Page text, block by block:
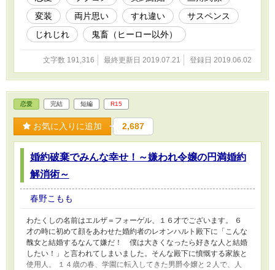
変装
両片思い すれ違い
サスペンス
じれじれ
鬼畜（ヒーロー以外）
文字数 191,316 最終更新日 2019.07.21 登録日 2019.06.02
恋愛 完結 短編 R15
お気に入りに追加 2,687
婚約破棄でみんな幸せ！～嫌われ令嬢の円満婚約
解消術～
春野こもも
わたくしの名前はエルザ＝フォーゲル、１６才でございます。 ６
才の時に初めて顔をあわせた婚約者のレオンハルト殿下に「こんな
醜女と結婚するなんて嫌だ！ 僕は大きくなったら好きな人と結婚
したい！」と言われてしまいました。そんな殿下に憤慨する家族と
使用人。 １４歳の春、学園に転入してきた男爵令嬢と２人で、人